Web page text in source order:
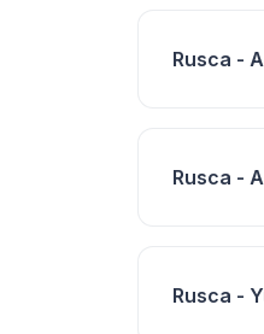
Rusca -
Rusca -
Rusca -